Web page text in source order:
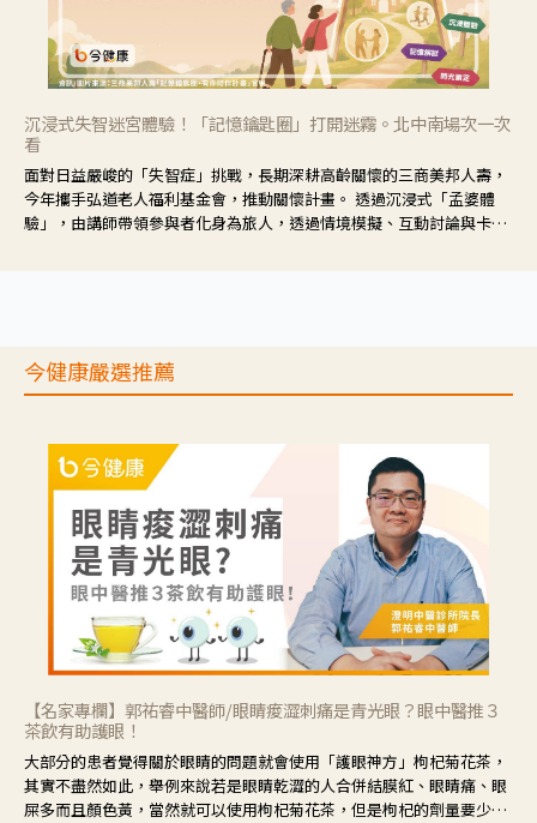
沉浸式失智迷宮體驗！「記憶鑰匙圈」打開迷霧。北中南場次一次
看
面對日益嚴峻的「失智症」挑戰，長期深耕高齡關懷的三商美邦人壽，
今年攜手弘道老人福利基金會，推動關懷計畫。 透過沉浸式「孟婆體
驗」，由講師帶領參與者化身為旅人，透過情境模擬、互動討論與卡牌
今健康嚴選推薦
【名家專欄】郭祐睿中醫師/眼睛痠澀刺痛是青光眼？眼中醫推３
茶飲有助護眼！
大部分的患者覺得關於眼睛的問題就會使用「護眼神方」枸杞菊花茶，
其實不盡然如此，舉例來說若是眼睛乾澀的人合併結膜紅、眼睛痛、眼
屎多而且顏色黃，當然就可以使用枸杞菊花茶，但是枸杞的劑量要少，